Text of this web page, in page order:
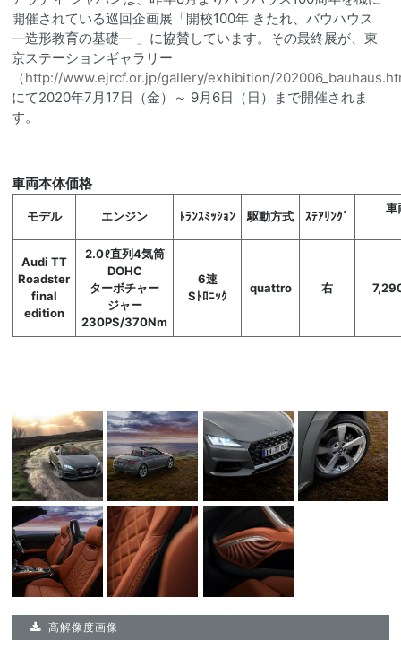
開催されている巡回企画展「開校100年 きたれ、バウハウス
—造形教育の基礎— 」に協賛しています。その最終展が、東
京ステーションギャラリー
（http://www.ejrcf.or.jp/gallery/exhibition/
にて2020年7月17日（金）～ 9月6日（日）まで開催されま
す。
車両本体価格
モデル エンジン ﾄﾗﾝｽﾐｯｼｮﾝ 駆動方式 ｽﾃｱﾘﾝｸﾞ
車
Audi TT
Roadster
final
edition
2.0ℓ直列4気筒
DOHC
ターボチャー
ジャー
230PS/370Nm
6速
Sﾄﾛﾆｯｸ
quattro 右
高解像度画像